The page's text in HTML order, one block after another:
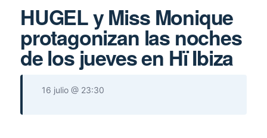
HUGEL y Miss Monique
protagonizan las noches
de los jueves en Hï Ibiza
16 julio @ 23:30